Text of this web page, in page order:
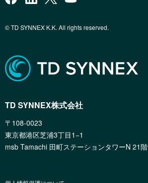
© TD SYNNEX K.K. All rights reserved.
TD SYNNEX株式会社
〒108-0023
東京都港区芝浦3丁目1−1
msb Tamachi 田町ステーションタワーN 21階